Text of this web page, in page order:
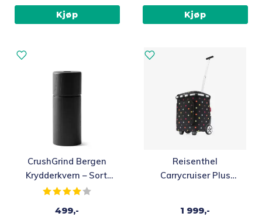
Kjøp Kjøp
CrushGrind Bergen
Krydderkvern – Sort,
12 cm
Karakter:
499,-
Reisenthel
Carrycruiser Plus
1 999,-